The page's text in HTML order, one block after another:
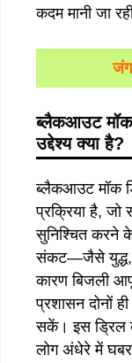
कदम मानी जा
ब्लैकआउट मॉक
उद्देश्य क्या है?
ब्लैकआउट मॉक
प्रक्रिया है, जो
सुनिश्चित करने
संकट—जैसे युद्ध,
कारण बिजली
प्रशासन दोनों
सकें। इस ड्रिल
लोग अंधेरे में